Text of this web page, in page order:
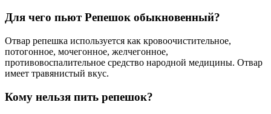
Для чего пьют Репешок обыкновенный?
Отвар репешка используется как кровоочистительное,
потогонное, мочегонное, желчегонное,
противовоспалительное средство народной медицины. Отвар
имеет травянистый вкус.
Кому нельзя пить репешок?